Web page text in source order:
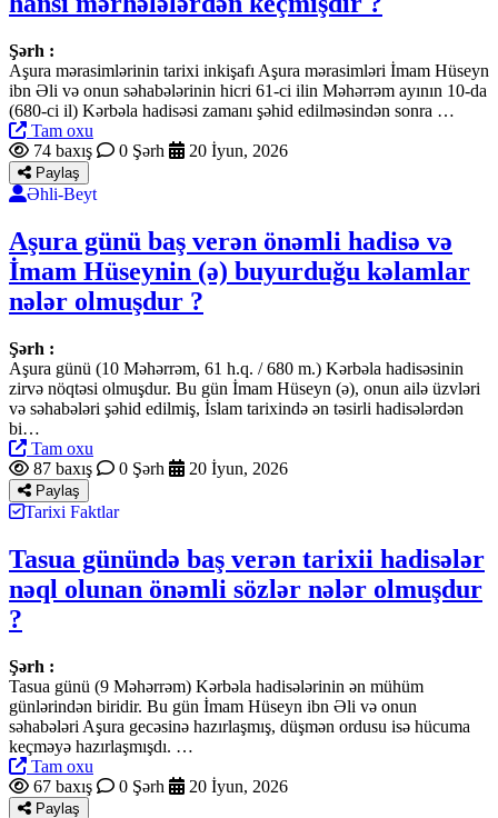
Şərh :
Aşura mərasimlərinin tarixi inkişafı Aşura mərasimləri İmam Hüseyn
ibn Əli və onun səhabələrinin hicri 61-ci ilin Məhərrəm ayının 10-da
(680-ci il) Kərbəla hadisəsi zamanı şəhid edilməsindən sonra …
Tam oxu
74 baxış
0 Şərh 20 İyun, 2026
Paylaş
Əhli-Beyt
Aşura günü baş verən önəmli hadisə və
İmam Hüseynin (ə) buyurduğu kəlamlar
nələr olmuşdur ?
Şərh :
Aşura günü (10 Məhərrəm, 61 h.q. / 680 m.) Kərbəla hadisəsinin
zirvə nöqtəsi olmuşdur. Bu gün İmam Hüseyn (ə), onun ailə üzvləri
və səhabələri şəhid edilmiş, İslam tarixində ən təsirli hadisələrdən
bi…
Tam oxu
87 baxış
0 Şərh 20 İyun, 2026
Paylaş
Tarixi Faktlar
Tasua günündə baş verən tarixii hadisələr
nəql olunan önəmli sözlər nələr olmuşdur
?
Şərh :
Tasua günü (9 Məhərrəm) Kərbəla hadisələrinin ən mühüm
günlərindən biridir. Bu gün İmam Hüseyn ibn Əli və onun
səhabələri Aşura gecəsinə hazırlaşmış, düşmən ordusu isə hücuma
keçməyə hazırlaşmışdı. …
Tam oxu
67 baxış
0 Şərh 20 İyun, 2026
Paylaş